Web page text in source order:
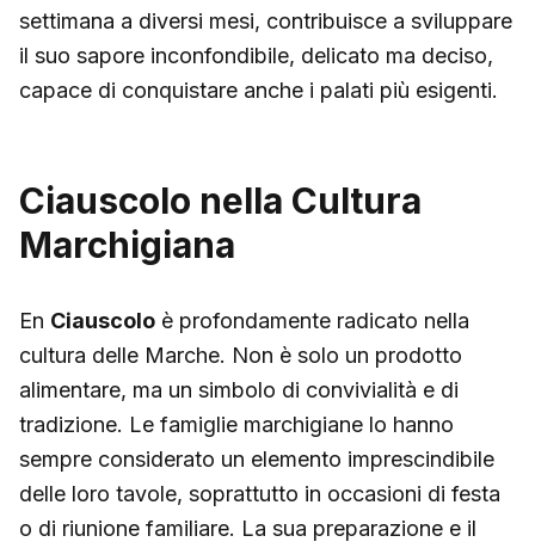
settimana a diversi mesi, contribuisce a sviluppare
il suo sapore inconfondibile, delicato ma deciso,
capace di conquistare anche i palati più esigenti.
Ciauscolo nella Cultura
Marchigiana
En Ciauscolo è profondamente radicato nella
cultura delle Marche. Non è solo un prodotto
alimentare, ma un simbolo di convivialità e di
tradizione. Le famiglie marchigiane lo hanno
sempre considerato un elemento imprescindibile
delle loro tavole, soprattutto in occasioni di festa
o di riunione familiare. La sua preparazione e il